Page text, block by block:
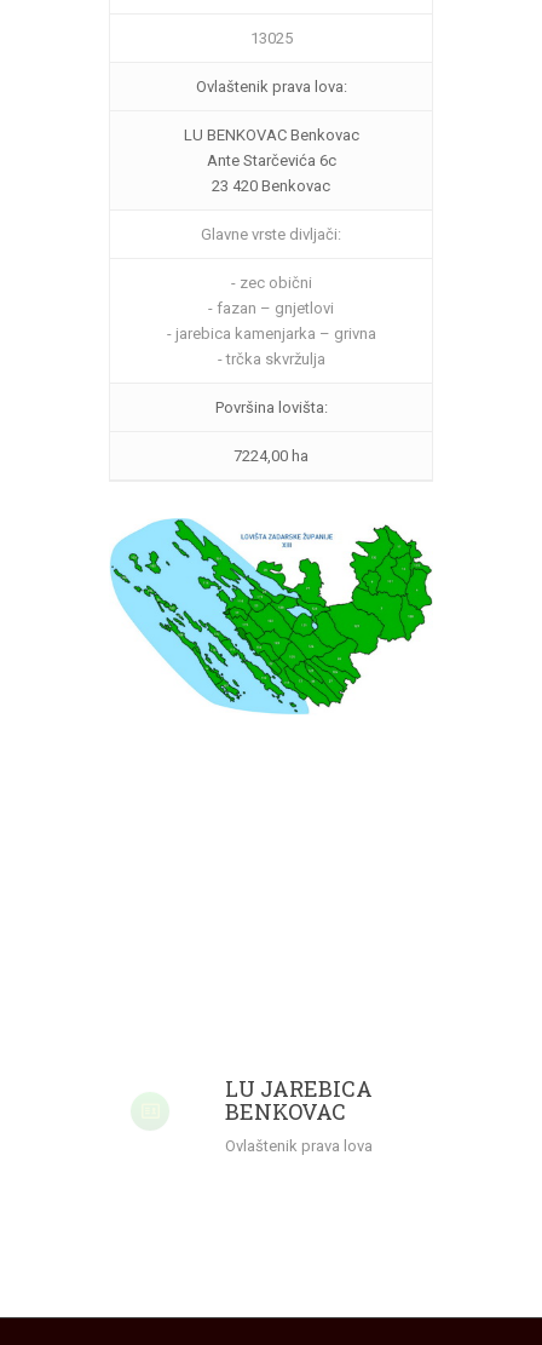
13025
Ovlaštenik prava lova:
LU BENKOVAC Benkovac
Ante Starčevića 6c
23 420 Benkovac
Glavne vrste divljači:
- zec obični
- fazan – gnjetlovi
- jarebica kamenjarka – grivna
- trčka skvržulja
Površina lovišta:
7224,00 ha
Vrati se na kartu lovišta.
LU JAREBICA
BENKOVAC
Ovlaštenik prava lova